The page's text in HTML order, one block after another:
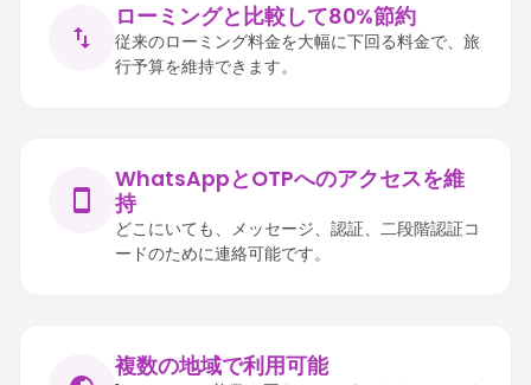
ローミングと比較して80%節約
従来のローミング料金を大幅に下回る料金で、旅
行予算を維持できます。
WhatsAppとOTPへのアクセスを維
持
どこにいても、メッセージ、認証、二段階認証コ
ードのために連絡可能です。
複数の地域で利用可能